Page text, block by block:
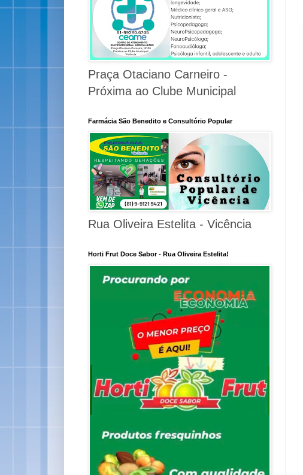
Praça Otaciano Carneiro -
Próxima ao Clube Municipal
Farmácia São Benedito e Consultório Popular
Rua Oliveira Estelita - Vicência
Horti Frut Doce Sabor - Rua Oliveira Estelita!